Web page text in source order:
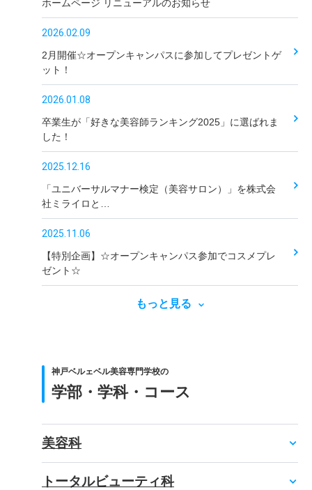
ホームページ リニューアルのお知らせ
2026.02.09
2月開催☆オープンキャンパスに参加してプレゼントゲ
ット！
2026.01.08
卒業生が「好きな美容師ランキング2025」に選ばれま
した！
2025.12.16
「ユニバーサルマナー検定（美容サロン）」を株式会
社ミライロと…
2025.11.06
【特別企画】☆オープンキャンパス参加でコスメプレ
ゼント☆
もっと見る
神戸ベルェベル美容専門学校の
学部・学科・コース
美容科
トータルビューティ科